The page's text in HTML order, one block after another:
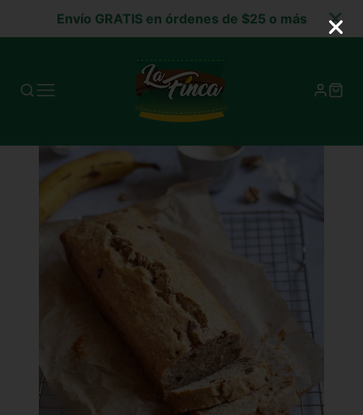
Envío GRATIS en órdenes de $25 o más